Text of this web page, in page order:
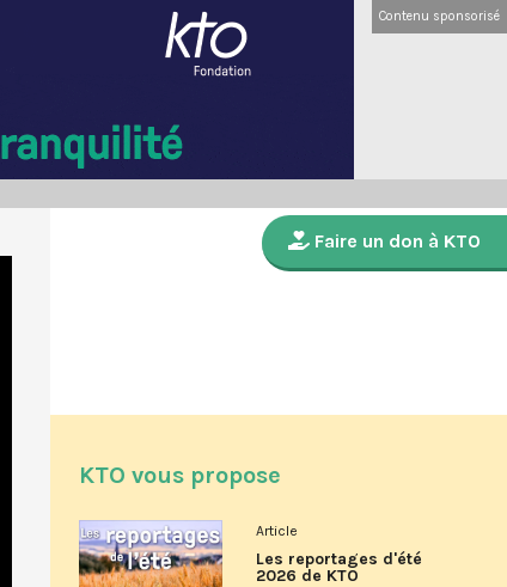
Contenu sponsorisé
Faire un don à KTO
KTO vous propose
Article
Les reportages d'été
2026 de KTO